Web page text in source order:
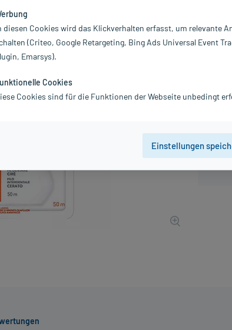
sichern
diesen Cookies wird das Klickverhalten erfasst, um relevante
(Criteo, Google Retargeting, Bing Ads Universal Event
Emarsys).
Cookies
Cookies sind für die Funktionen der Webseite unbedingt
Einstellungen